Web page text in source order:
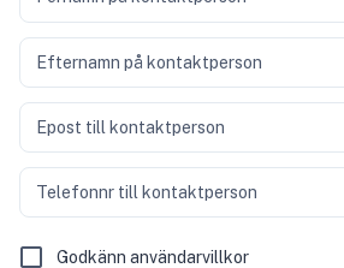
Efternamn på kontaktperson
Epost till kontaktperson
Telefonnr till kontaktperson
Godkänn användarvillkor